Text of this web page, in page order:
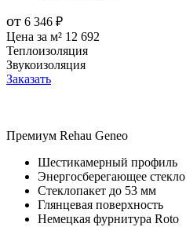
от 6 346 ₽
Цена за м² 12 692
Теплоизоляция
Звукоизоляция
Заказать
Премиум Rehau Geneo
Шестикамерный профиль
Энергосберегающее стекло
Стеклопакет до 53 мм
Глянцевая поверхность
Немецкая фурнитура Roto